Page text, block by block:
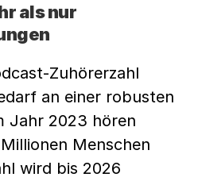
als nur
Zuhörerzahl
an einer robusten
Jahr 2023 hören
Menschen
wird bis 2026